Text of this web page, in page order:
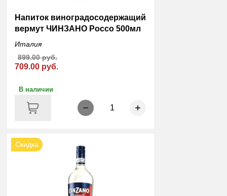
Напиток виноградосодержащий
вермут ЧИНЗАНО Россо 500мл
Италия
709.00 руб.
899.00 руб.
В наличии
1
Скидка